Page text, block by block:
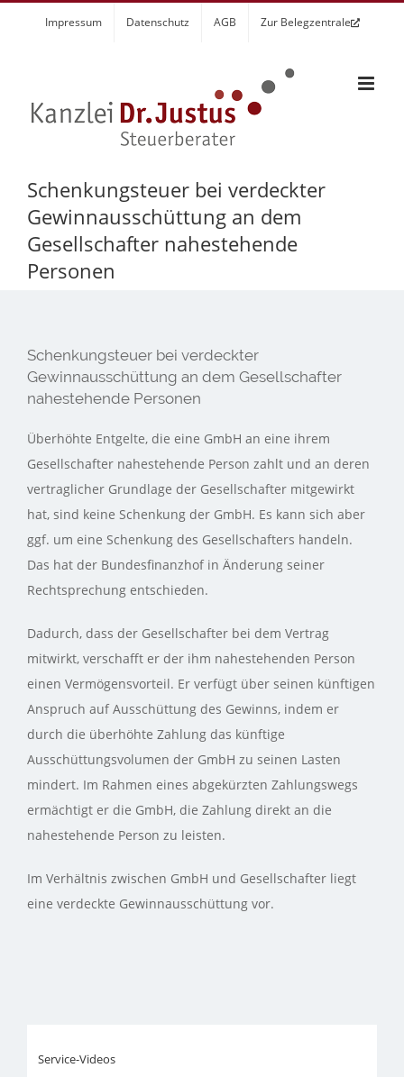
Impressum Datenschutz AGB Zur Belegzentrale
Schenkungsteuer bei verdeckter
Gewinnausschüttung an dem
Gesellschafter nahestehende
Personen
Schenkungsteuer bei verdeckter
Gewinnausschüttung an dem Gesellschafter
nahestehende Personen
Überhöhte Entgelte, die eine GmbH an eine ihrem
Gesellschafter nahestehende Person zahlt und an deren
vertraglicher Grundlage der Gesellschafter mitgewirkt
hat, sind keine Schenkung der GmbH. Es kann sich aber
ggf. um eine Schenkung des Gesellschafters handeln.
Das hat der Bundesfinanzhof in Änderung seiner
Rechtsprechung entschieden.
Dadurch, dass der Gesellschafter bei dem Vertrag
mitwirkt, verschafft er der ihm nahestehenden Person
einen Vermögensvorteil. Er verfügt über seinen künftigen
Anspruch auf Ausschüttung des Gewinns, indem er
durch die überhöhte Zahlung das künftige
Ausschüttungsvolumen der GmbH zu seinen Lasten
mindert. Im Rahmen eines abgekürzten Zahlungswegs
ermächtigt er die GmbH, die Zahlung direkt an die
nahestehende Person zu leisten.
Im Verhältnis zwischen GmbH und Gesellschafter liegt
eine verdeckte Gewinnausschüttung vor.
Service-Videos